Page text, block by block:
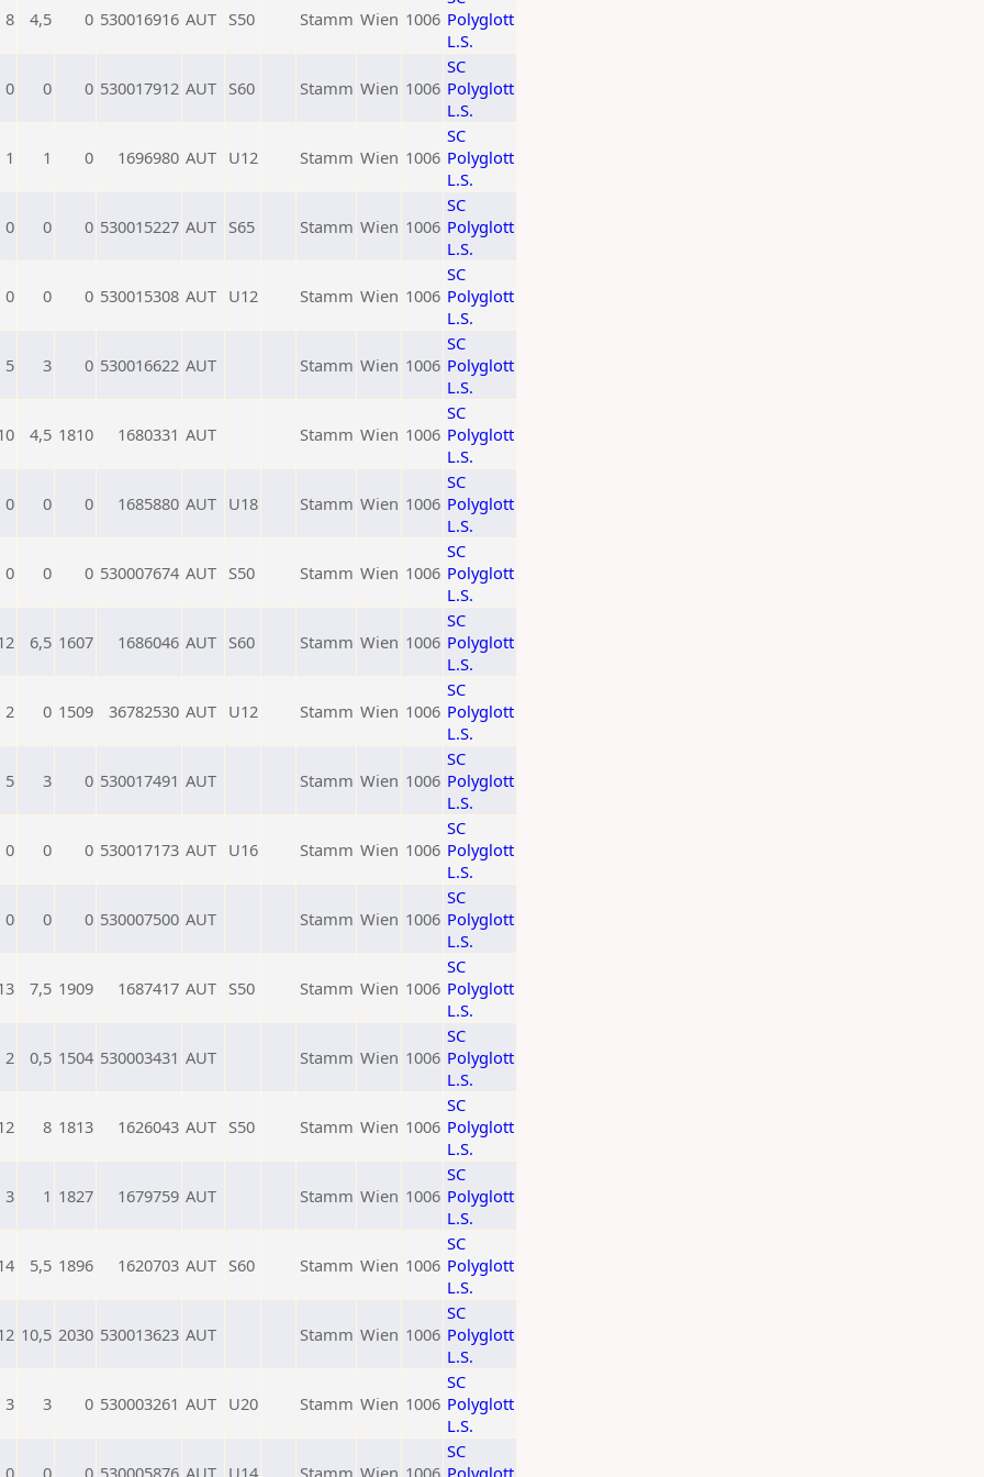
8 4,5 0 530016916 AUT S50 Stamm Wien 1006 Polyglott
L.S.
0 0 0 530017912 AUT S60 Stamm Wien 1006
SC
Polyglott
L.S.
1 1 0 1696980 AUT U12 Stamm Wien 1006
SC
Polyglott
L.S.
0 0 0 530015227 AUT S65 Stamm Wien 1006
SC
Polyglott
L.S.
0 0 0 530015308 AUT U12 Stamm Wien 1006
SC
Polyglott
L.S.
5 3 0 530016622 AUT Stamm Wien 1006
SC
Polyglott
L.S.
4,5 1810 1680331 AUT Stamm Wien 1006
SC
Polyglott
L.S.
0 0 0 1685880 AUT U18 Stamm Wien 1006
SC
Polyglott
L.S.
0 0 0 530007674 AUT S50 Stamm Wien 1006
SC
Polyglott
L.S.
6,5 1607 1686046 AUT S60 Stamm Wien 1006
SC
Polyglott
L.S.
2 0 1509 36782530 AUT U12 Stamm Wien 1006
SC
Polyglott
L.S.
5 3 0 530017491 AUT Stamm Wien 1006
SC
Polyglott
L.S.
0 0 0 530017173 AUT U16 Stamm Wien 1006
SC
Polyglott
L.S.
0 0 0 530007500 AUT Stamm Wien 1006
SC
Polyglott
L.S.
7,5 1909 1687417 AUT S50 Stamm Wien 1006
SC
Polyglott
L.S.
2 0,5 1504 530003431 AUT Stamm Wien 1006
SC
Polyglott
L.S.
8 1813 1626043 AUT S50 Stamm Wien 1006
SC
Polyglott
L.S.
3 1 1827 1679759 AUT Stamm Wien 1006
SC
Polyglott
L.S.
5,5 1896 1620703 AUT S60 Stamm Wien 1006
SC
Polyglott
L.S.
10,5 2030 530013623 AUT Stamm Wien 1006
SC
Polyglott
L.S.
3 3 0 530003261 AUT U20 Stamm Wien 1006
SC
Polyglott
L.S.
0 0 0 530005876 AUT U14 Stamm Wien 1006
SC
Polyglott